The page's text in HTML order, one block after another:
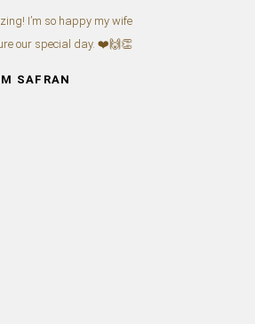
I’m so happy my wife
our special day. ❤️🙌👏
SAFRAN